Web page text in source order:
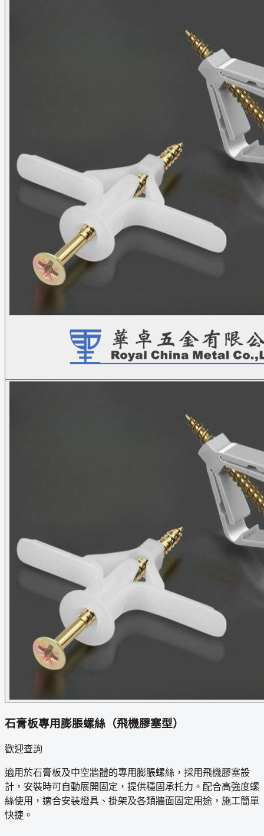
石膏板專用膨脹螺絲（飛機膠塞型）
歡迎查詢
適用於石膏板及中空牆體的專用膨脹螺絲，採用飛機膠塞設
計，安裝時可自動展開固定，提供穩固承托力。配合高強度螺
絲使用，適合安裝燈具、掛架及各類牆面固定用途，施工簡單
快捷。